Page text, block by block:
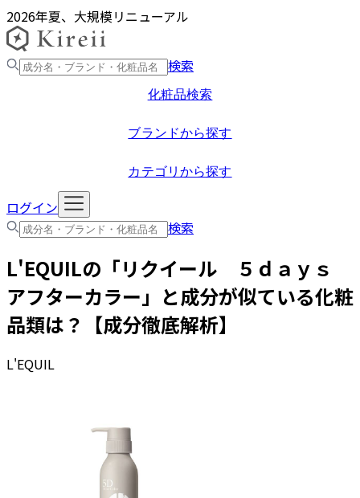
2026年夏、大規模リニューアル
検索
化粧品検索
ブランドから探す
カテゴリから探す
ログイン
検索
L'EQUILの「リクイール ５ｄａｙｓ
アフターカラー 」と成分が似ている化粧
品類は？【成分徹底解析】
L'EQUIL